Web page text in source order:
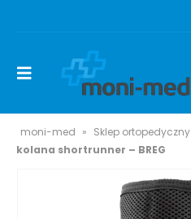
moni-med » Sklep ortopedyczny
kolana shortrunner – BREG